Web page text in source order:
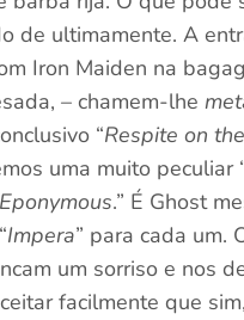
de ultimamente. A
Iron Maiden na
– chamem-lhe
“Respite on
uma muito peculiar
.” É Ghost
Impera” para cada um.
um sorriso e nos
facilmente que